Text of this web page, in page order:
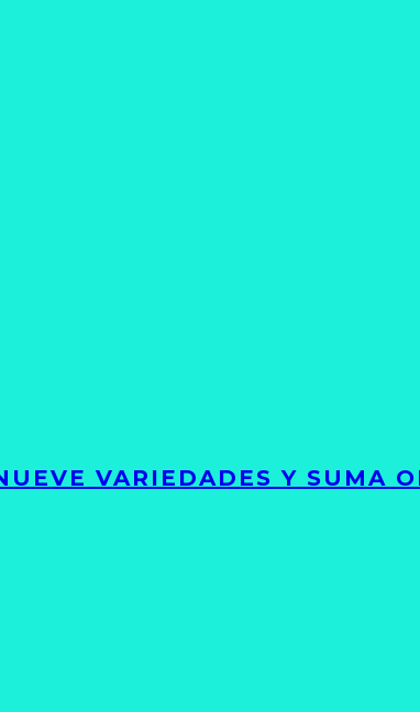
VARIEDADES Y SUMA